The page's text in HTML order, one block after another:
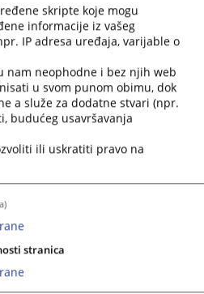
OVDJE.
jezik
језик
PREGLEDA
skripte koje mogu
informacije iz vašeg
IP adresa uređaja, varijable o
nam neophodne i bez njih web
u svom punom obimu, dok
a služe za dodatne stvari (npr.
budućeg usavršavanja
ili uskratiti pravo na
stranica